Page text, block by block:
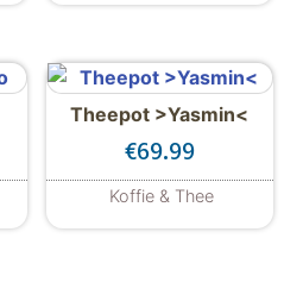
Theepot >Yasmin<
€69.99
Koffie & Thee